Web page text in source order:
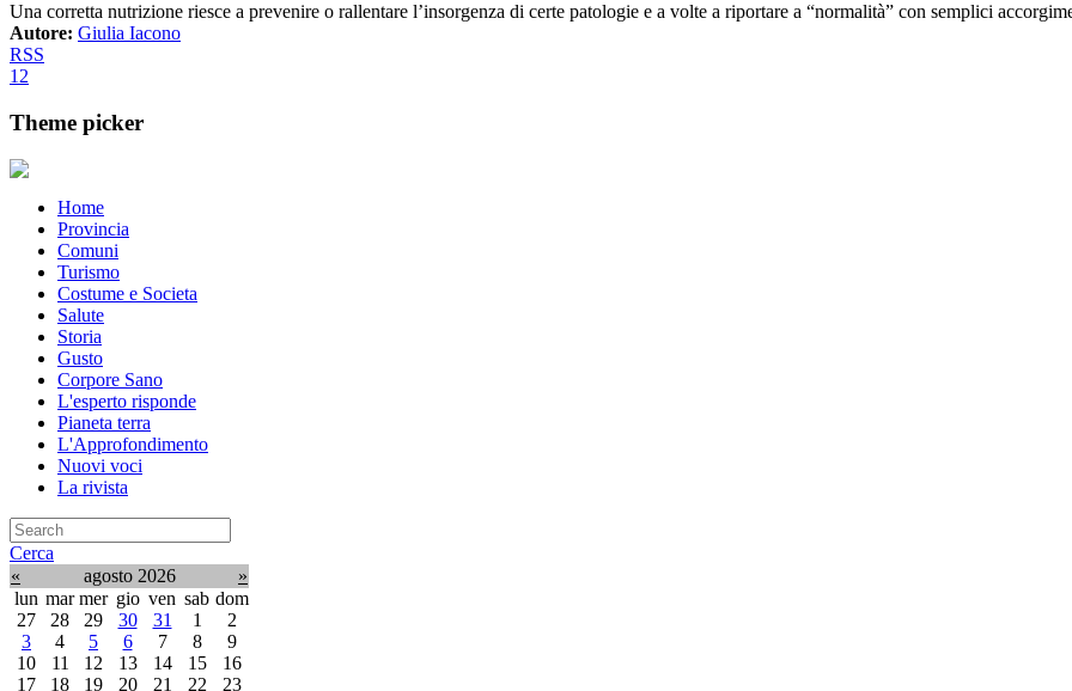
Una corretta nutrizione riesce a prevenire o rallentare l’insorgenza di certe patologie e a volte a riportare a “normalità” con semplici
Autore: Giulia Iacono
RSS
1 2
Theme picker
Home
Provincia
Comuni
Turismo
Costume e Societa
Salute
Storia
Gusto
Corpore Sano
L'esperto risponde
Pianeta terra
L'Approfondimento
Nuovi voci
La rivista
Cerca
«
agosto 2026
»
lun mar mer gio ven sab dom
27
28 29 30 31 1
2
3
4 5 6 7 8
9
10
11 12 13 14 15
16
17
18 19 20 21 22
23